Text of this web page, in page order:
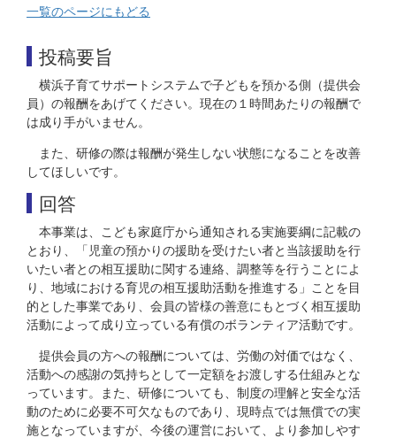
一覧のページにもどる
投稿要旨
横浜子育てサポートシステムで子どもを預かる側（提供会
員）の報酬をあげてください。現在の１時間あたりの報酬で
は成り手がいません。
また、研修の際は報酬が発生しない状態になることを改善
してほしいです。
回答
本事業は、こども家庭庁から通知される実施要綱に記載の
とおり、「児童の預かりの援助を受けたい者と当該援助を行
いたい者との相互援助に関する連絡、調整等を行うことによ
り、地域における育児の相互援助活動を推進する」ことを目
的とした事業であり、会員の皆様の善意にもとづく相互援助
活動によって成り立っている有償のボランティア活動です。
提供会員の方への報酬については、労働の対価ではなく、
活動への感謝の気持ちとして一定額をお渡しする仕組みとな
っています。また、研修についても、制度の理解と安全な活
動のために必要不可欠なものであり、現時点では無償での実
施となっていますが、今後の運営において、より参加しやす